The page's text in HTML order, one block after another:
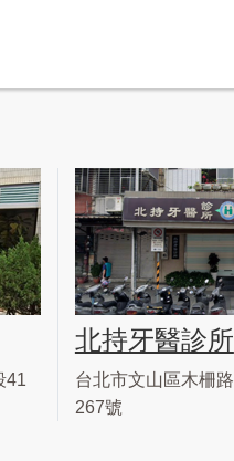
41
北持牙醫診所
台北市文山區木柵
267號